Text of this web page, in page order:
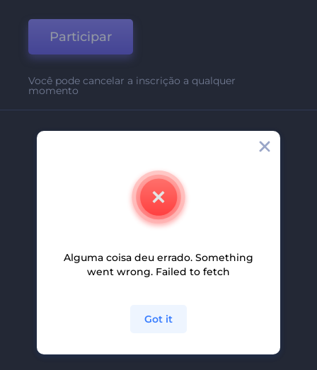
Participar
Você pode cancelar a inscrição a qualquer
momento
Contate-Nos
Carreiras
Programa De Afiliados
Alguma coisa deu errado. Something
went wrong. Failed to fetch
Got it